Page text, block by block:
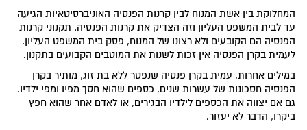
המחלוקת בין אשת המנוח לבין קרנות הפנסיה האוניברסיטאיות הגיעה
עד לבית המשפט העליון וזה הצדיק את קרנות הפנסיה. תקנוני קרנות
הפנסיה הם הקובעים ולא רצונו של המנוח, פסק בית המשפט העליון.
לעמית בקרן הפנסיה אין זכות לשנות את המוטבים הקבועים בתקנון.
במילים אחרות, עמית בקרן פנסיה שנפטר ללא בת זוג, מותיר בקרן
הפנסיה חסכונות של עשרות שנים, כספים שהוא חסך מפיו ומפי ילדיו.
גם אם יצווה את הכספים לילדיו הבגירים, או לאדם אחר שהוא חפץ
ביקרו, הדבר לא יעזור.